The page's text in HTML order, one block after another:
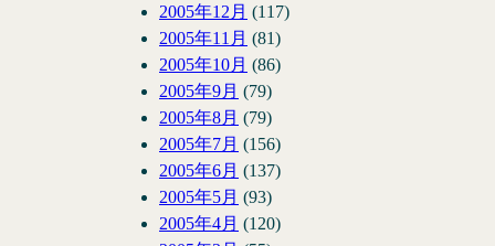
2005年12月 (117)
2005年11月 (81)
2005年10月 (86)
2005年9月 (79)
2005年8月 (79)
2005年7月 (156)
2005年6月 (137)
2005年5月 (93)
2005年4月 (120)